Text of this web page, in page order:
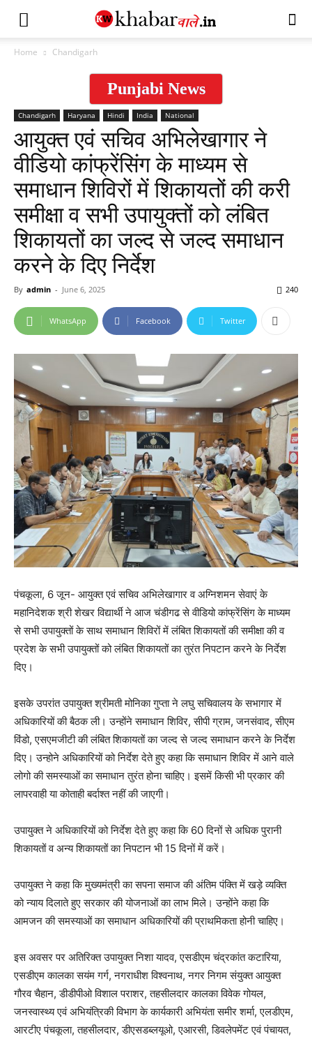
Home Chandigarh
Punjabi News
Chandigarh Haryana Hindi India National
आयुक्त एवं सचिव अभिलेखागार ने
वीडियो कांफ्रेंसिंग के माध्यम से
समाधान शिविरों में शिकायतों की करी
समीक्षा व सभी उपायुक्तों को लंबित
शिकायतों का जल्द से जल्द समाधान
करने के दिए निर्देश
By admin - June 6, 2025 240
WhatsApp Facebook Twitter
पंचकूला, 6 जून- आयुक्त एवं सचिव अभिलेखागार व अग्निशमन सेवाएं के
महानिदेशक श्री शेखर विद्यार्थी ने आज चंडीगढ से वीडियो कांफ्रेंसिंग के माध्यम
से सभी उपायुक्तों के साथ समाधान शिविरों में लंबित शिकायतों की समीक्षा की व
प्रदेश के सभी उपायुक्तों को लंबित शिकायतों का तुरंत निपटान करने के निर्देश
दिए।
इसके उपरांत उपायुक्त श्रीमती मोनिका गुप्ता ने लघु सचिवालय के सभागार में
अधिकारियों की बैठक ली। उन्होंने समाधान शिविर, सीपी ग्राम, जनसंवाद, सीएम
विंडो, एसएमजीटी की लंबित शिकायतों का जल्द से जल्द समाधान करने के निर्देश
दिए। उन्होने अधिकारियों को निर्देश देते हुए कहा कि समाधान शिविर में आने वाले
लोगो की समस्याओं का समाधान तुरंत होना चाहिए। इसमें किसी भी प्रकार की
लापरवाही या कोताही बर्दाश्त नहीं की जाएगी।
उपायुक्त ने अधिकारियों को निर्देश देते हुए कहा कि 60 दिनों से अधिक पुरानी
शिकायतों व अन्य शिकायतों का निपटान भी 15 दिनों में करें।
उपायुक्त ने कहा कि मुख्यमंत्री का सपना समाज की अंतिम पंक्ति में खड़े व्यक्ति
को न्याय दिलाते हुए सरकार की योजनाओं का लाभ मिले। उन्होंने कहा कि
आमजन की समस्याओं का समाधान अधिकारियों की प्राथमिकता होनी चाहिए।
इस अवसर पर अतिरिक्त उपायुक्त निशा यादव, एसडीएम चंद्रकांत कटारिया,
एसडीएम कालका सयंम गर्ग, नगराधीश विश्वनाथ, नगर निगम संयुक्त आयुक्त
गौरव चैहान, डीडीपीओ विशाल पराशर, तहसीलदार कालका विवेक गोयल,
जनस्वास्थ्य एवं अभियंत्रिकी विभाग के कार्यकारी अभियंता समीर शर्मा, एलडीएम,
आरटीए पंचकूला, तहसीलदार, डीएसडब्लयूओ, एआरसी, डिवलेपमेंट एवं पंचायत,